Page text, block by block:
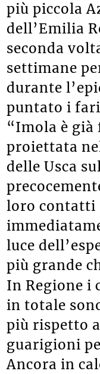
più piccola
dell’Emilia
seconda
settimane
durante
puntato i fari
“Imola è già
proiettata
delle Usca
loro contatti
luce
più grande
In Regione i
in totale
più rispetto
guarigioni
Ancora in